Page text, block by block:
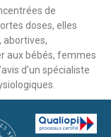
de
doses, elles
abortives,
aux bébés, femmes
d’un spécialiste